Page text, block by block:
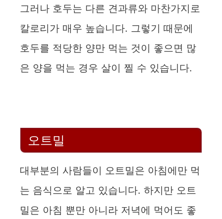
그러나 호두는 다른 견과류와 마찬가지로
칼로리가 매우 높습니다. 그렇기 때문에
호두를 적당한 양만 먹는 것이 좋으면 많
은 양을 먹는 경우 살이 찔 수 있습니다.
오트밀
대부분의 사람들이 오트밀은 아침에만 먹
는 음식으로 알고 있습니다. 하지만 오트
밀은 아침 뿐만 아니라 저녁에 먹어도 좋